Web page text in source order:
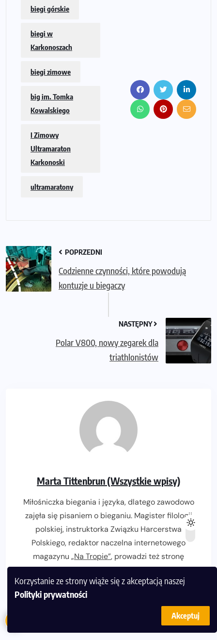
Korzystanie ze strony wiąże się z akceptacją naszej
Polityki prywatności
Akceptuj
biegi górskie
biegi w
Karkonoszach
biegi zimowe
big im. Tomka
Kowalskiego
I Zimowy
Ultramaraton
Karkonoski
ultramaratony
POPRZEDNI
Codzienne czynności, które powodują
kontuzje u biegaczy
NASTĘPNY
Polar V800, nowy zegarek dla
triathlonistów
Marta Tittenbrun (Wszystkie wpisy)
Miłośniczka biegania i języka, dlatego zawodowo
zajęła się pisaniem o bieganiu. Magister filologii
polskiej, instruktorka Związku Harcerstwa
Polskiego, redaktor naczelna internetowego
magazynu „Na Tropie”, prowadzi też stronę
PrzepisyBezglutenowe.pl. W bieganiu
zdecydowanie preferuje góry.